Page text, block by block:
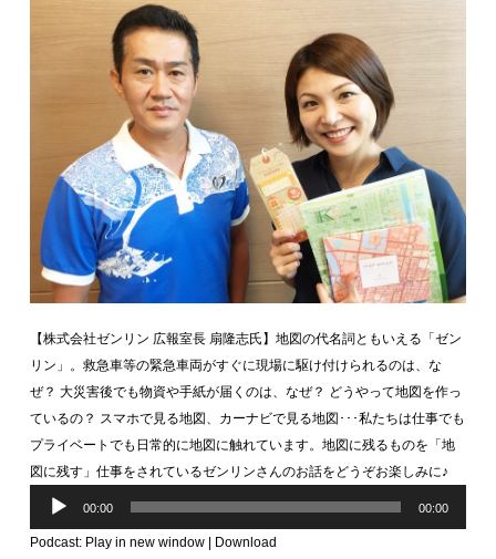
【株式会社ゼンリン 広報室長 扇隆志氏】地図の代名詞ともいえる「ゼン
リン」。救急車等の緊急車両がすぐに現場に駆け付けられるのは、な
ぜ？ 大災害後でも物資や手紙が届くのは、なぜ？ どうやって地図を作っ
ているの？ スマホで見る地図、カーナビで見る地図･･･私たちは仕事でも
プライベートでも日常的に地図に触れています。地図に残るものを「地
図に残す」仕事をされているゼンリンさんのお話をどうぞお楽しみに♪
音
ー
ヤ
00:00 00:00
Podcast: Play in new window| Download